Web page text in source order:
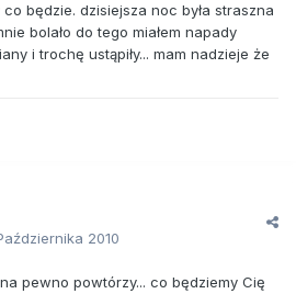
co będzie. dzisiejsza noc była straszna
bolało do tego miałem napady
i trochę ustąpiły... mam nadzieje że
2010
pewno powtórzy... co będziemy Cię